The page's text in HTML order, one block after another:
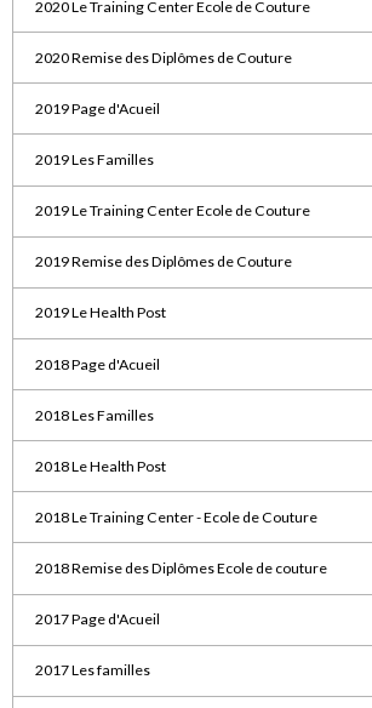
2020 Le Training Center Ecole de Couture
2020 Remise des Diplômes de Couture
2019 Page d'Acueil
2019 Les Familles
2019 Le Training Center Ecole de Couture
2019 Remise des Diplômes de Couture
2019 Le Health Post
2018 Page d'Acueil
2018 Les Familles
2018 Le Health Post
2018 Le Training Center - Ecole de Couture
2018 Remise des Diplômes Ecole de couture
2017 Page d'Acueil
2017 Les familles